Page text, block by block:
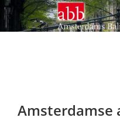
Ga
naar
inhoud
Amsterdamse